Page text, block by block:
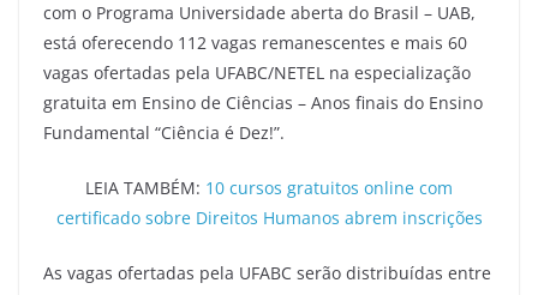
com o Programa Universidade aberta do Brasil – UAB,
está oferecendo 112 vagas remanescentes e mais 60
vagas ofertadas pela UFABC/NETEL na especialização
gratuita em Ensino de Ciências – Anos finais do Ensino
Fundamental “Ciência é Dez!”.
LEIA TAMBÉM: 10 cursos gratuitos online com
certificado sobre Direitos Humanos abrem inscrições
As vagas ofertadas pela UFABC serão distribuídas entre